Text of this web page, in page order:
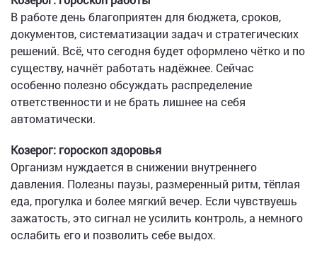
В работе день благоприятен для бюджета, сроков,
документов, систематизации задач и стратегических
решений. Всё, что сегодня будет оформлено чётко и по
существу, начнёт работать надёжнее. Сейчас
особенно полезно обсуждать распределение
ответственности и не брать лишнее на себя
автоматически.
Козерог: гороскоп здоровья
Организм нуждается в снижении внутреннего
давления. Полезны паузы, размеренный ритм, тёплая
еда, прогулка и более мягкий вечер. Если чувствуешь
зажатость, это сигнал не усилить контроль, а немного
ослабить его и позволить себе выдох.